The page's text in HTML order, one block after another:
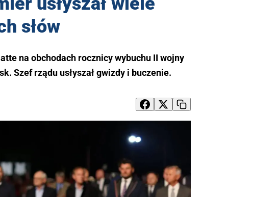
słów
na obchodach rocznicy wybuchu II wojny
Szef rządu usłyszał gwizdy i buczenie.